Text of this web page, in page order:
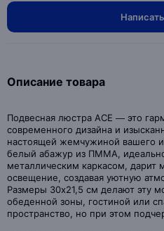
Описание товара
Подвесная люстра ACE — это
современного дизайна и
настоящей жемчужиной вашего
белый абажур из ПММА,
металлическим каркасом, дарит
освещение, создавая уютную
Размеры 30х21,5 см делают эту
обеденной зоны, гостиной или
пространство, но при этом